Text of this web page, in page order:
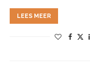
LEES MEER